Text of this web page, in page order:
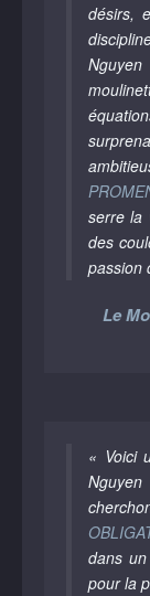
désirs,
serre la
des
passion
Le
« Voici
dans
pour la